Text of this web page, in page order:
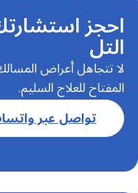
احجز
التل
لا تتجاهل أعراض
المفتاح للعلاج السليم.
تواصل عبر